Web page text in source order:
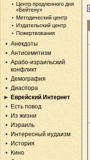
Центр продленного дня
«Бейтену»
Методический центр
Издательский центр
Пожертвования
Анекдоты
Антисемитизм
Арабо-израильский
конфликт
Демография
Диаспора
Еврейский Интернет
Есть повод
Из жизни
Израиль
Интересный иудаизм
История
Кино